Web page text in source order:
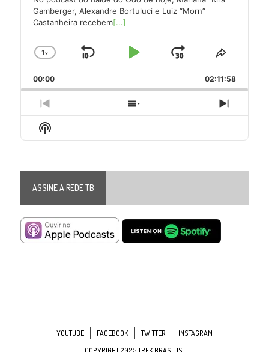
Gamberger, Alexandre Bortuluci e Luiz “Morn”
Castanheira recebem[...]
Change
Rate
1x
Skip
Play
Jump
Forward
Share
Episode
00:00 02:11:58
Previous
Episode
Show
Episodes
Next
Episode
Show
Podcast
ASSINE A REDE TB
YOUTUBE FACEBOOK TWITTER
INSTAGRAM